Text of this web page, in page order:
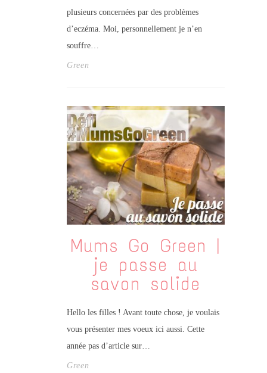
plusieurs concernées par des problèmes
d’eczéma. Moi, personnellement je n’en
souffre…
Green
Mums Go Green |
je passe au
savon solide
Hello les filles ! Avant toute chose, je voulais
vous présenter mes voeux ici aussi. Cette
année pas d’article sur…
Green